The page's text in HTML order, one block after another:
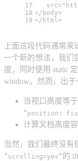
17
18
19
src=
</ body>
</ html>
上面这段代码通常
一个新的想法，我们
度，同时使用 static
window。然而，出于
当视口高度等
“position:
计算文档高度
当然，我们最终没有
“scrolling=yes”的